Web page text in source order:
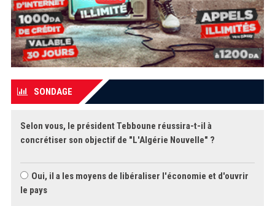
SONDAGE
Selon vous, le président Tebboune réussira-t-il à
concrétiser son objectif de "L'Algérie Nouvelle" ?
Oui, il a les moyens de libéraliser l'économie et d'ouvrir
le pays